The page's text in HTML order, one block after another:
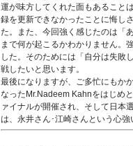
運が味方してくれた面もあること
録を更新できなかったことに悔し
た。また、今回強く感じたのは「
まで何が起こるかわかりません。
した。そのためには「自分は失敗
戦したいと思います。
最後になりますが、ご多忙にもか
なったMr.Nadeem Kahnをはじめ
ァイナルが開催され、そして日本
は、永井さん･江崎さんという心強